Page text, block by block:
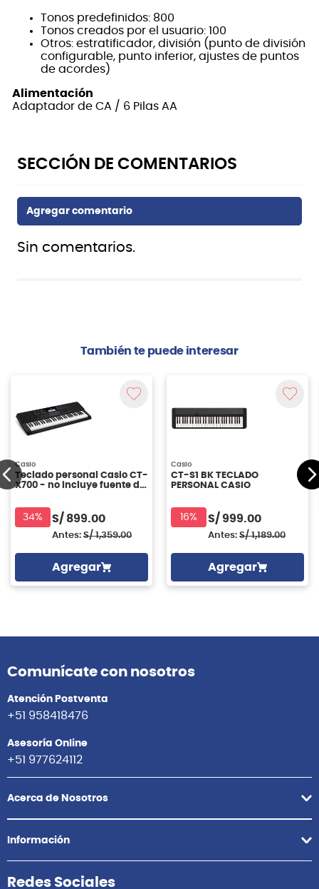
Tonos predefinidos: 800
Tonos creados por el usuario: 100
Otros: estratificador, división (punto de división
configurable, punto inferior, ajustes de puntos
de acordes)
Alimentación
Adaptador de CA / 6 Pilas AA
Sin comentarios.
También te puede interesar
Casio
Teclado personal Casio CT-
X700 - no incluye fuente de
34% S/ 899.00
Antes: S/ 1,359.00
Agregar
Casio
CT-S1 BK TECLADO
PERSONAL CASIO
16% S/ 999.00
Antes: S/ 1,189.00
Agregar
Comunícate con nosotros
Atención Postventa
+51 958418476
Asesoría Online
+51 977624112
Acerca de Nosotros
Información
Redes Sociales